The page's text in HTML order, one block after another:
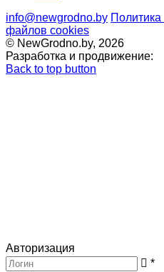
info@newgrodno.by
файлов cookies
© NewGrodno.by, 2026
Разработка и продвижение:
Back to top button
Авторизация
*